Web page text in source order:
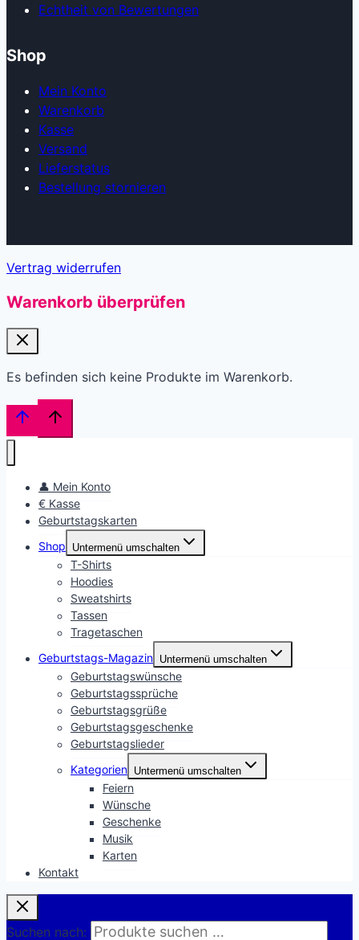
Echtheit von Bewertungen
Shop
Mein Konto
Warenkorb
Kasse
Versand
Lieferstatus
Bestellung stornieren
Vertrag widerrufen
Warenkorb überprüfen
Es befinden sich keine Produkte im Warenkorb.
👤 Mein Konto
€ Kasse
Geburtstagskarten
Shop
Untermenü umschalten
T-Shirts
Hoodies
Sweatshirts
Tassen
Tragetaschen
Geburtstags-Magazin Untermenü umschalten
Geburtstagswünsche
Geburtstagssprüche
Geburtstagsgrüße
Geburtstagsgeschenke
Geburtstagslieder
Kategorien Untermenü umschalten
Feiern
Wünsche
Geschenke
Musik
Karten
Kontakt
Suchen nach: